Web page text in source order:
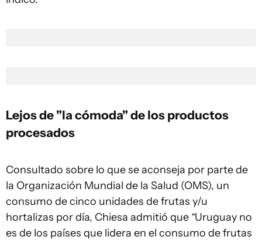
Lejos de "la cómoda" de los productos
procesados
Consultado sobre lo que se aconseja por parte de
la Organización Mundial de la Salud (OMS), un
consumo de cinco unidades de frutas y/u
hortalizas por día, Chiesa admitió que “Uruguay no
es de los países que lidera en el consumo de frutas